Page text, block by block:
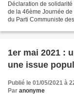
Déclaration de
de la 46ème Journée
du Parti Communiste
1er mai 2021 :
une issue
Publié le 01/05/2021 à
Par anonyme